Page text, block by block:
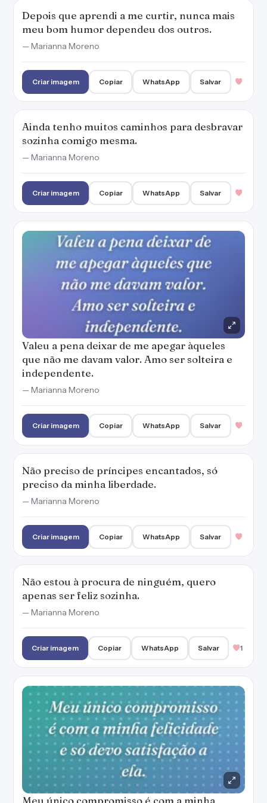
Depois que aprendi a me curtir, nunca mais
meu bom humor dependeu dos outros.
— Marianna Moreno
Criar imagem Copiar WhatsApp Salvar
Ainda tenho muitos caminhos para desbravar
sozinha comigo mesma.
— Marianna Moreno
Criar imagem Copiar WhatsApp Salvar
Valeu a pena deixar de me apegar àqueles
que não me davam valor. Amo ser solteira e
independente.
— Marianna Moreno
Criar imagem Copiar WhatsApp Salvar
Não preciso de príncipes encantados, só
preciso da minha liberdade.
— Marianna Moreno
Criar imagem Copiar WhatsApp Salvar
Não estou à procura de ninguém, quero
apenas ser feliz sozinha.
— Marianna Moreno
Criar imagem Copiar WhatsApp Salvar 1
Meu único compromisso é com a minha